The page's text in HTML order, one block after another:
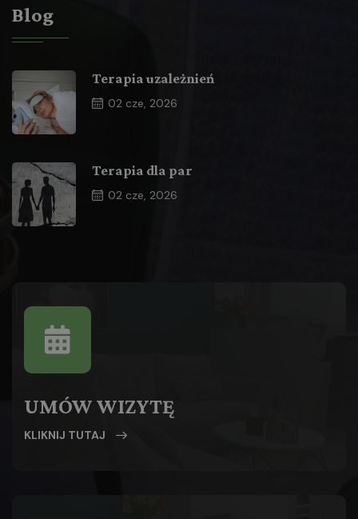
Blog
Terapia uzależnień
02 cze, 2026
Terapia dla par
02 cze, 2026
UMÓW WIZYTĘ
KLIKNIJ TUTAJ